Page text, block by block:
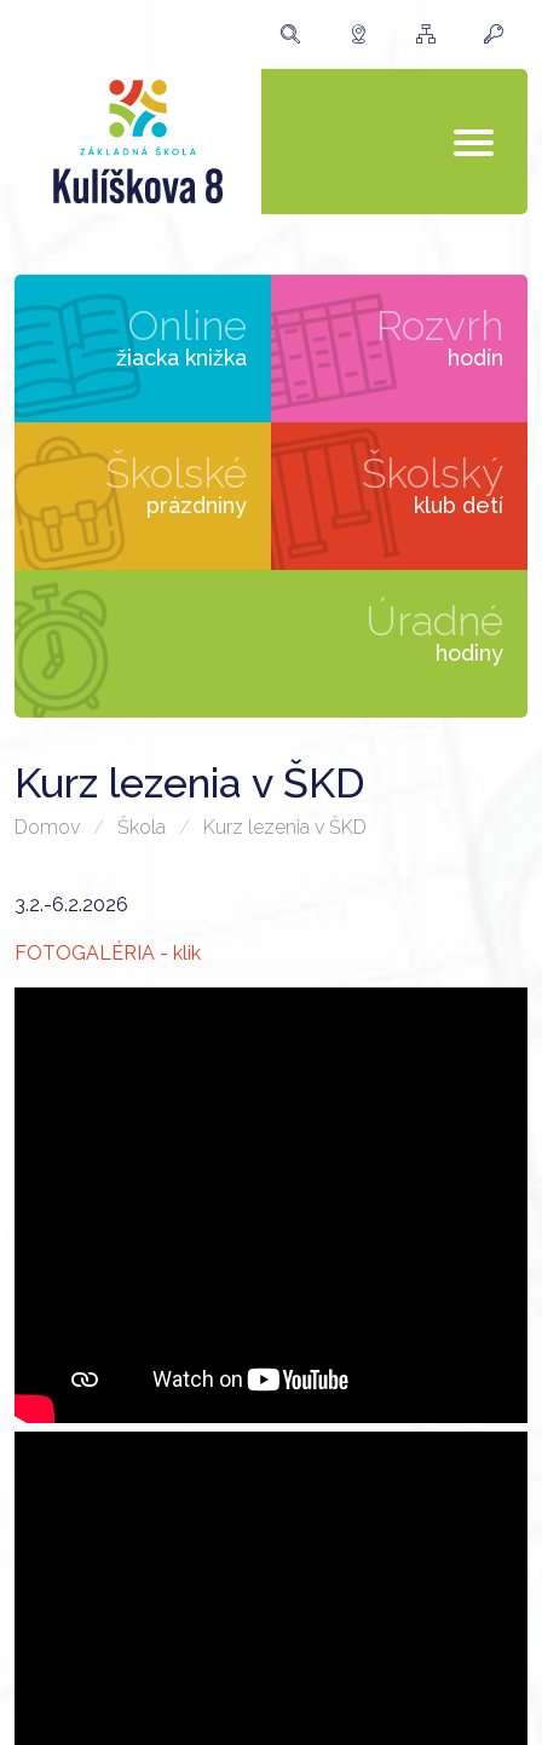
Online
žiacka knižka
Rozvrh
hodín
Školské
prázdniny
Školský
klub detí
Úradné
hodiny
Kurz lezenia v ŠKD
Domov Škola Kurz lezenia v ŠKD
3.2.-6.2.2026
FOTOGALÉRIA - klik